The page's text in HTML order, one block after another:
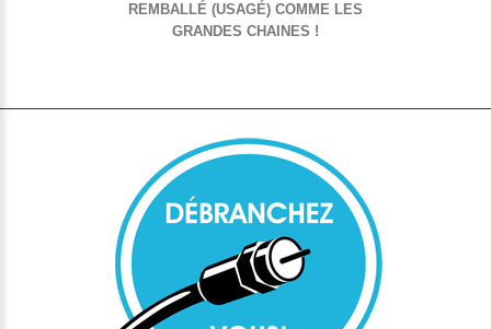
REMBALLÉ (USAGÉ) COMME LES
GRANDES CHAINES !